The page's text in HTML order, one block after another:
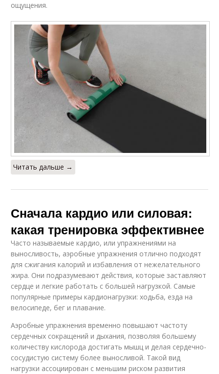
ощущения.
Читать дальше →
Сначала кардио или силовая:
какая тренировка эффективнее
Часто называемые кардио, или упражнениями на
выносливость, аэробные упражнения отлично подходят
для сжигания калорий и избавления от нежелательного
жира. Они подразумевают действия, которые заставляют
сердце и легкие работать с большей нагрузкой. Самые
популярные примеры кардионагрузки: ходьба, езда на
велосипеде, бег и плавание.
Аэробные упражнения временно повышают частоту
сердечных сокращений и дыхания, позволяя большему
количеству кислорода достигать мышц и делая сердечно-
сосудистую систему более выносливой. Такой вид
нагрузки ассоциирован с меньшим риском развития